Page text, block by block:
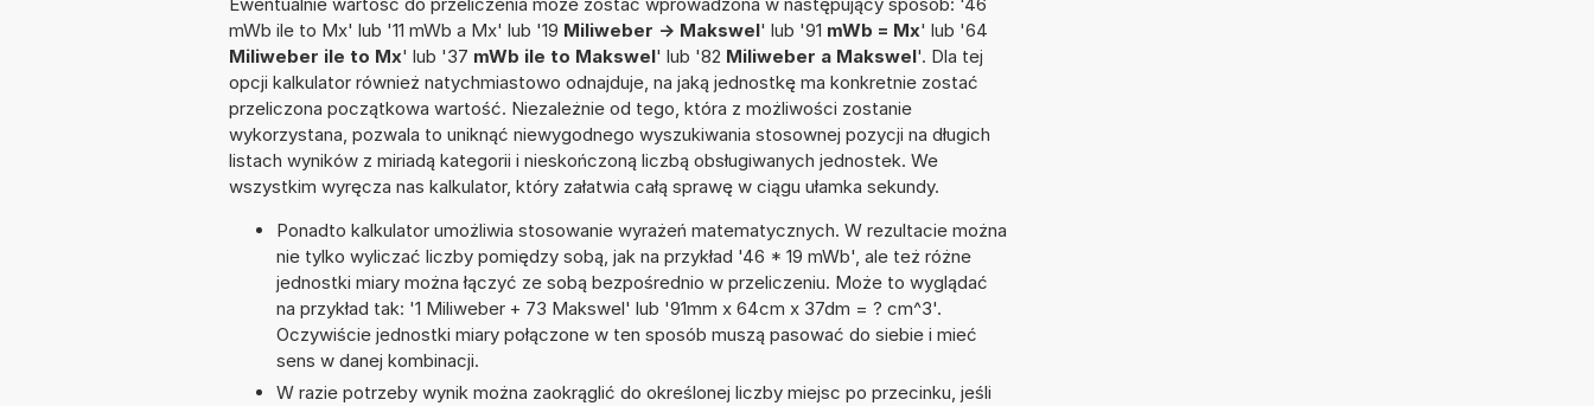
mWb ile to Mx' lub '11 mWb a Mx' lub '19 Miliweber -> Makswel' lub '91 mWb = Mx' lub '64
Miliweber ile to Mx' lub '37 mWb ile to Makswel' lub '82 Miliweber a Makswel'. Dla tej
opcji kalkulator również natychmiastowo odnajduje, na jaką jednostkę ma konkretnie zostać
przeliczona początkowa wartość. Niezależnie od tego, która z możliwości zostanie
wykorzystana, pozwala to uniknąć niewygodnego wyszukiwania stosownej pozycji na długich
listach wyników z miriadą kategorii i nieskończoną liczbą obsługiwanych jednostek. We
wszystkim wyręcza nas kalkulator, który załatwia całą sprawę w ciągu ułamka sekundy.
Ponadto kalkulator umożliwia stosowanie wyrażeń matematycznych. W rezultacie można
nie tylko wyliczać liczby pomiędzy sobą, jak na przykład '46 * 19 mWb', ale też różne
jednostki miary można łączyć ze sobą bezpośrednio w przeliczeniu. Może to wyglądać
na przykład tak: '1 Miliweber + 73 Makswel' lub '91mm x 64cm x 37dm = ? cm^3'.
Oczywiście jednostki miary połączone w ten sposób muszą pasować do siebie i mieć
sens w danej kombinacji.
W razie potrzeby wynik można zaokrąglić do określonej liczby miejsc po przecinku, jeśli